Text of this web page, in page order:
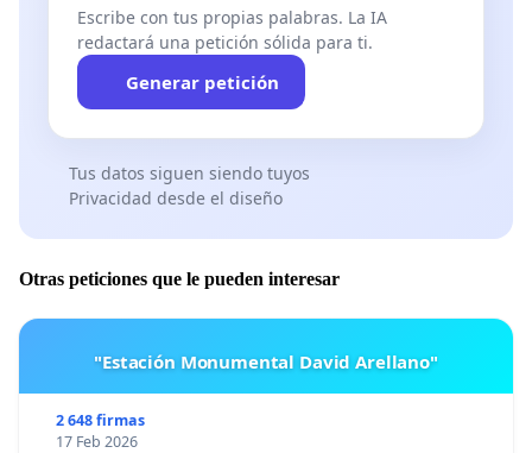
Escribe con tus propias palabras. La IA
redactará una petición sólida para ti.
Generar petición
Tus datos siguen siendo tuyos
Privacidad desde el diseño
Otras peticiones que le pueden interesar
"Estación Monumental David Arellano"
2 648 firmas
17 Feb 2026